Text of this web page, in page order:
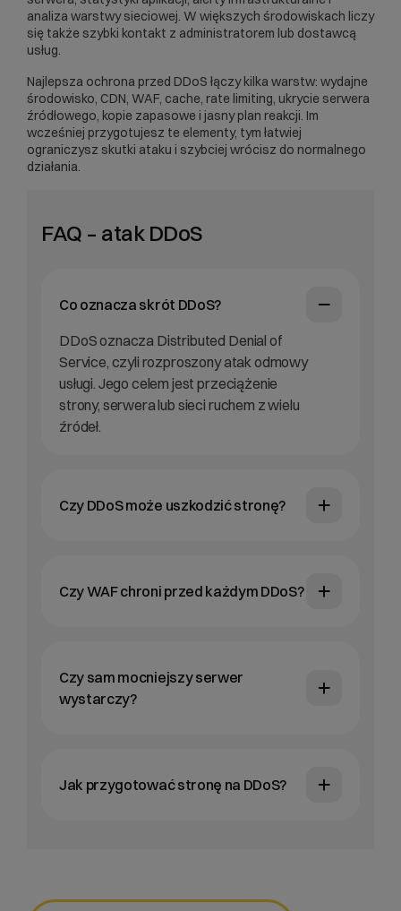
analiza warstwy sieciowej. W większych środowiskach liczy
się także szybki kontakt z administratorem lub dostawcą
usług.
Najlepsza ochrona przed DDoS łączy kilka warstw: wydajne
środowisko, CDN, WAF, cache, rate limiting, ukrycie serwera
źródłowego, kopie zapasowe i jasny plan reakcji. Im
wcześniej przygotujesz te elementy, tym łatwiej
ograniczysz skutki ataku i szybciej wrócisz do normalnego
działania.
FAQ – atak DDoS
Co oznacza skrót DDoS?
DDoS oznacza Distributed Denial of
Service, czyli rozproszony atak odmowy
usługi. Jego celem jest przeciążenie
strony, serwera lub sieci ruchem z wielu
źródeł.
Czy DDoS może uszkodzić stronę?
Czy WAF chroni przed każdym DDoS?
Czy sam mocniejszy serwer
wystarczy?
Jak przygotować stronę na DDoS?